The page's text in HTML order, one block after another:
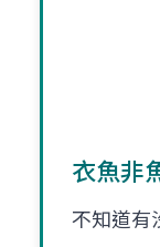
衣魚非
不知道有